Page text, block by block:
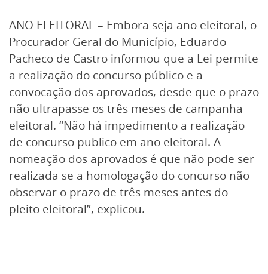
ANO ELEITORAL – Embora seja ano eleitoral, o
Procurador Geral do Município, Eduardo
Pacheco de Castro informou que a Lei permite
a realização do concurso público e a
convocação dos aprovados, desde que o prazo
não ultrapasse os três meses de campanha
eleitoral. “Não há impedimento a realização
de concurso publico em ano eleitoral. A
nomeação dos aprovados é que não pode ser
realizada se a homologação do concurso não
observar o prazo de três meses antes do
pleito eleitoral”, explicou.